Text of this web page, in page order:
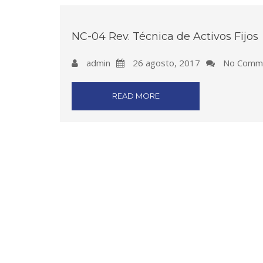
NC-04 Rev. Técnica de Activos Fijos
admin 26 agosto, 2017 No
READ MORE